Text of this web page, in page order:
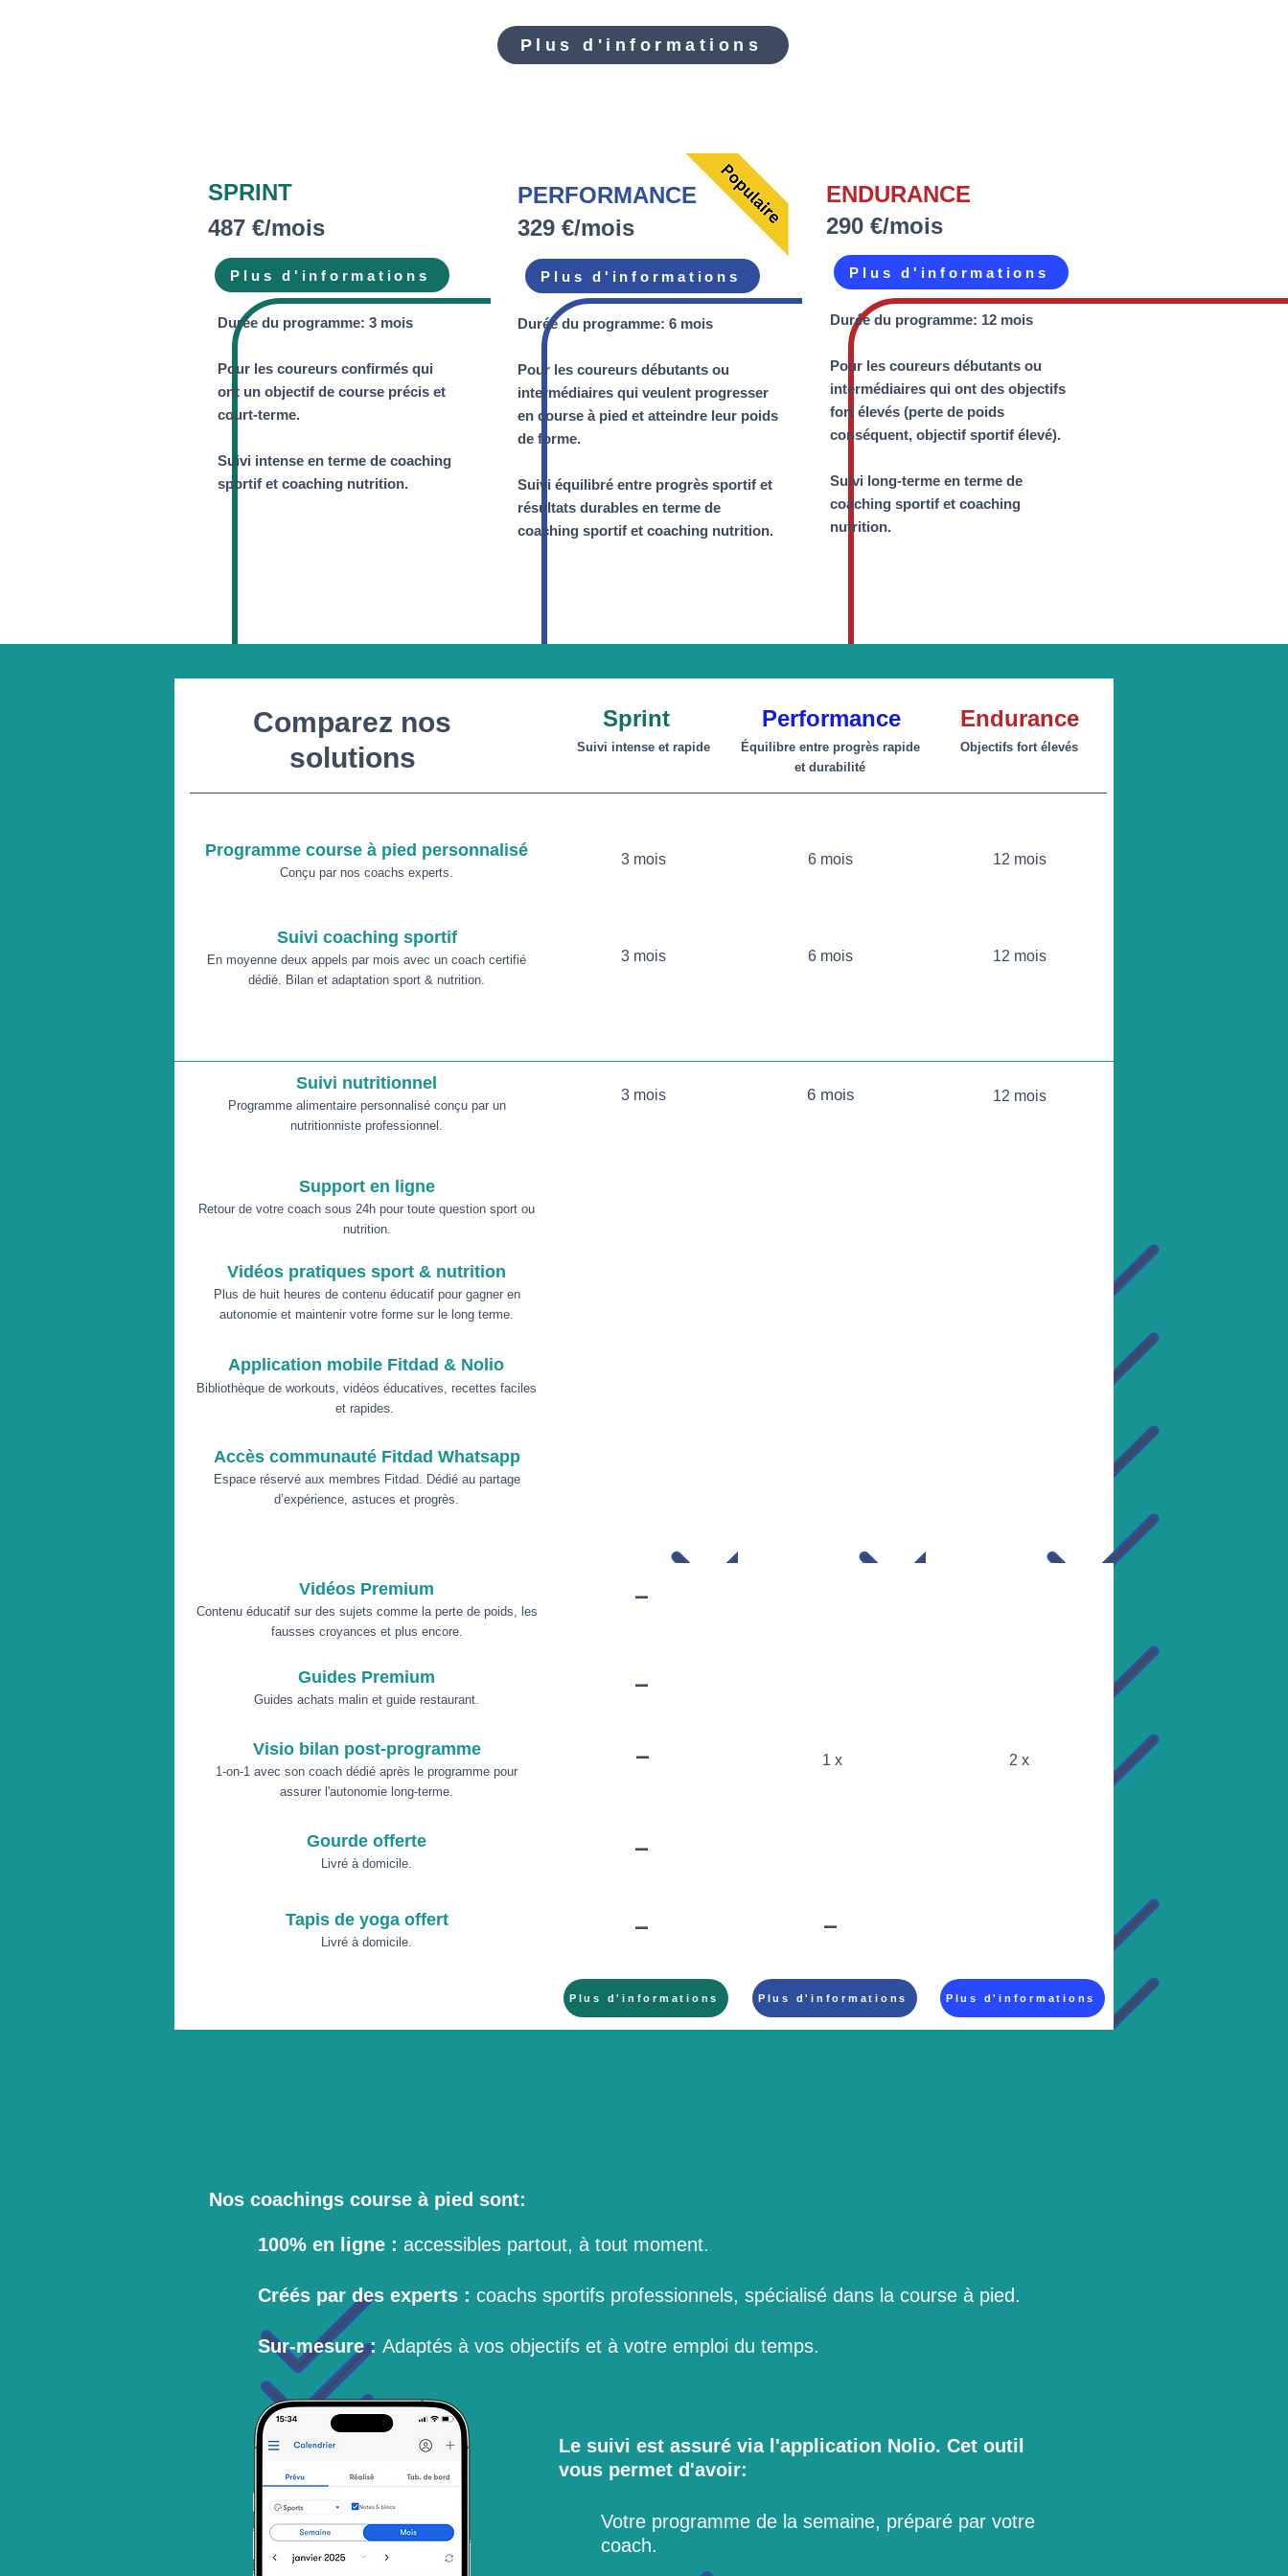
Plus d'informations
SPRINT
487 €/mois
Durée du programme: 3 mois
Pour les coureurs confirmés qui
ont un objectif de course précis et
court-terme.
Suivi intense en terme de coaching
sportif et coaching nutrition.
Plus d'informations
PERFORMANCE
329 €/mois
Plus d'informations
Durée du programme: 6 mois
Pour les coureurs débutants ou
intermédiaires qui veulent progresser
en course à pied et atteindre leur poids
de forme.
Suivi équilibré entre progrès sportif et
résultats durables en terme de
coaching sportif et coaching nutrition.
ENDURANCE
290 €/mois
Plus d'informations
Durée du programme: 12 mois
Pour les coureurs débutants ou
intermédiaires qui ont des objectifs
fort élevés (perte de poids
conséquent, objectif sportif élevé).
Suivi long-terme en terme de
coaching sportif et coaching
nutrition.
Comparez nos
solutions
Sprint
Suivi intense et rapide
Performance
Équilibre entre progrès rapide
et durabilité
Endurance
Objectifs fort élevés
Programme course à pied personnalisé
Conçu par nos coachs experts.
3 mois 6 mois 12 mois
Suivi coaching sportif
En moyenne deux appels par mois avec un coach certifié
dédié. Bilan et adaptation sport & nutrition.
3 mois 6 mois 12 mois
Suivi nutritionnel
Programme alimentaire personnalisé conçu par un
nutritionniste professionnel.
3 mois 6 mois 12 mois
Support en ligne
Retour de votre coach sous 24h pour toute question sport ou
nutrition.
Vidéos pratiques sport & nutrition
Plus de huit heures de contenu éducatif pour gagner en
autonomie et maintenir votre forme sur le long terme.
Application mobile Fitdad & Nolio
Bibliothèque de workouts, vidéos éducatives, recettes faciles
et rapides.
Accès communauté Fitdad Whatsapp
Espace réservé aux membres Fitdad. Dédié au partage
d’expérience, astuces et progrès.
Vidéos Premium
Contenu éducatif sur des sujets comme la perte de poids, les
fausses croyances et plus encore.
-
Guides Premium
Guides achats malin et guide restaurant. -
Visio bilan post-programme
1-on-1 avec son coach dédié après le programme pour
assurer l'autonomie long-terme.
- 1 x 2 x
Gourde offerte
Livré à domicile. -
Tapis de yoga offert
Livré à domicile. - -
Plus d'informations Plus d'informations Plus d'informations
Nos coachings course à pied sont:
100% en ligne : accessibles partout, à tout moment.
Créés par des experts : coachs sportifs professionnels, spécialisé dans la course à pied.
Sur-mesure : Adaptés à vos objectifs et à votre emploi du temps.
Le suivi est assuré via l'application Nolio. Cet outil
vous permet d'avoir:
Votre programme de la semaine, préparé par votre
coach.